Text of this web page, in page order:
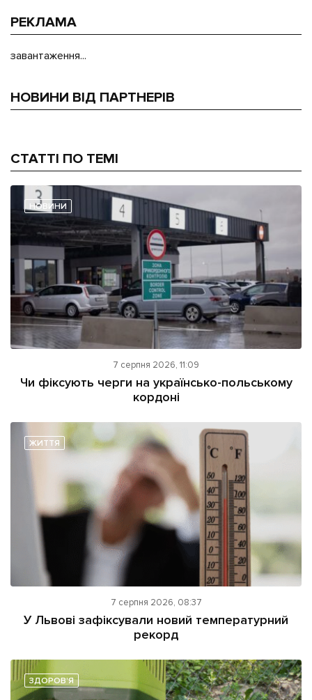
РЕКЛАМА
завантаження...
НОВИНИ ВІД ПАРТНЕРІВ
СТАТТІ ПО ТЕМІ
НОВИНИ
7 серпня 2026, 11:09
Чи фіксують черги на українсько-польському
кордоні
ЖИТТЯ
7 серпня 2026, 08:37
У Львові зафіксували новий температурний
рекорд
ЗДОРОВ'Я